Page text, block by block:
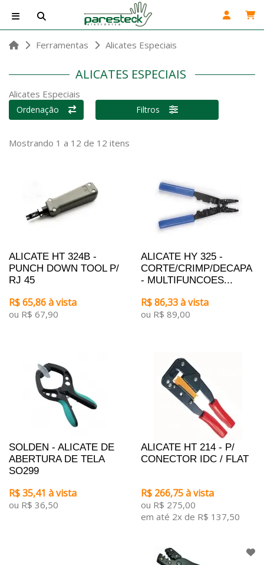
Ferramentas Alicates Especiais
ALICATES ESPECIAIS
Alicates Especiais
Ordenação Filtros
Mostrando 1 a 12 de 12 itens
ALICATE HT 324B -
PUNCH DOWN TOOL P/
RJ 45
R$ 65,86 à vista
ou R$ 67,90
ALICATE HY 325 -
CORTE/CRIMP/DECAPA
- MULTIFUNCOES...
R$ 86,33 à vista
ou R$ 89,00
SOLDEN - ALICATE DE
ABERTURA DE TELA
SO299
R$ 35,41 à vista
ou R$ 36,50
ALICATE HT 214 - P/
CONECTOR IDC / FLAT
R$ 266,75 à vista
ou R$ 275,00
em até 2x de R$ 137,50